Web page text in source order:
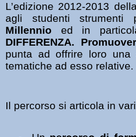
L’edizione 2012-2013
agli studenti
Millennio ed in
DIFFERENZA.
punta ad offrire loro
tematiche ad esso relative.
Il percorso si articola in